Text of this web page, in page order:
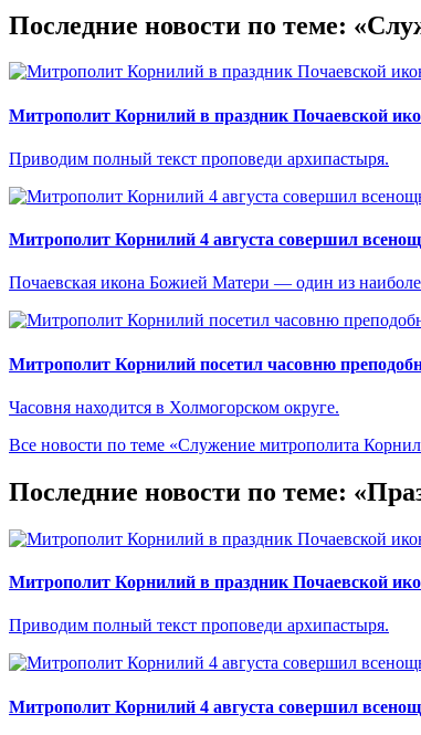
Последние новости по теме:
Митрополит Корнилий в праздник Почаевской
Приводим полный текст проповеди архипастыря.
Митрополит Корнилий 4 августа совершил
Почаевская икона Божией Матери — один из
Митрополит Корнилий посетил часовню
Часовня находится в Холмогорском округе.
Все новости по теме «Служение митрополита
Последние новости по теме:
Митрополит Корнилий в праздник Почаевской
Приводим полный текст проповеди архипастыря.
Митрополит Корнилий 4 августа совершил